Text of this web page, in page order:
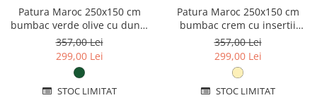
Patura Maroc 250x150 cm
bumbac verde olive cu dungi
albe tesuta manual
357,00 Lei
299,00 Lei
STOC LIMITAT
Patura Maroc 250x150 cm
bumbac crem cu insertii
portocalii tesuta manual
357,00 Lei
299,00 Lei
STOC LIMITAT